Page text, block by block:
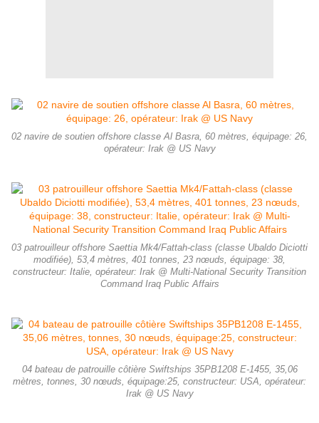
02 navire de soutien offshore classe Al Basra, 60 mètres, équipage: 26,
opérateur: Irak @ US Navy
03 patrouilleur offshore Saettia Mk4/Fattah-class (classe Ubaldo Diciotti
modifiée), 53,4 mètres, 401 tonnes, 23 nœuds, équipage: 38,
constructeur: Italie, opérateur: Irak @ Multi-National Security Transition
Command Iraq Public Affairs
04 bateau de patrouille côtière Swiftships 35PB1208 E-1455, 35,06
mètres, tonnes, 30 nœuds, équipage:25, constructeur: USA, opérateur:
Irak @ US Navy